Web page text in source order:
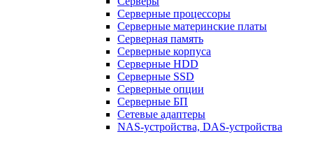
Серверные процессоры
Серверные материнские платы
Серверная память
Серверные корпуса
Серверные HDD
Серверные SSD
Серверные опции
Серверные БП
Сетевые адаптеры
NAS-устройства, DAS-устройства